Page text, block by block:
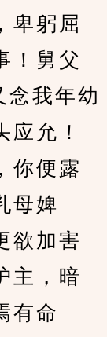
卑躬屈
！舅父
念我年幼
允！
你便露
母婢
欲加害
主，暗
有命